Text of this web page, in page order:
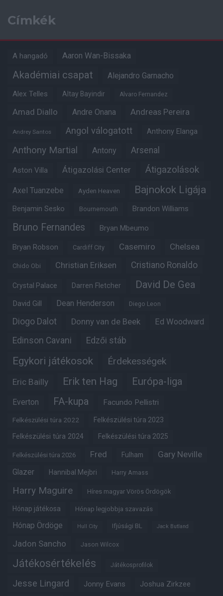
Címkék
A hangadó Aaron Wan-Bissaka
Akadémiai csapat Alejandro Garnacho
Alex Telles Altay Bayindir Alvaro Fernandez
Amad Diallo Andre Onana Andreas Pereira
Andrey Santos Angol válogatott Anthony Elanga
Anthony Martial Antony Arsenal
Aston Villa Átigazolási Center Átigazolások
Axel Tuanzebe Ayden Heaven Bajnokok Ligája
Benjamin Sesko Bournemouth Brandon Williams
Bruno Fernandes Bryan Mbeumo
Bryan Robson Cardiff City Casemiro Chelsea
Chido Obi Christian Eriksen Cristiano Ronaldo
Crystal Palace Darren Fletcher David De Gea
David Gill Dean Henderson Diego Leon
Diogo Dalot Donny van de Beek Ed Woodward
Edinson Cavani Edzői stáb
Egykori játékosok Érdekességek
Eric Bailly Erik ten Hag Európa-liga
Everton FA-kupa Facundo Pellistri
Felkészülési túra 2022 Felkészülési túra 2023
Felkészülési túra 2024 Felkészülési túra 2025
Felkészülési túra 2026 Fred Fulham Gary Neville
Glazer Hannibal Mejbri Harry Amass
Harry Maguire Híres magyar Vörös Ördögök
Hónap játékosa Hónap legjobbja szavazás
Hónap Ördöge Hull City Ifjúsági BL Jack Butland
Jadon Sancho Jason Wilcox
Játékosértékelés Játékosprofilok
Jesse Lingard Jonny Evans Joshua Zirkzee